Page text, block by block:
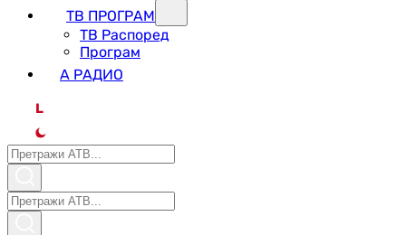
ТВ ПРОГРАМ
ТВ Распоред
Програм
А РАДИО
L